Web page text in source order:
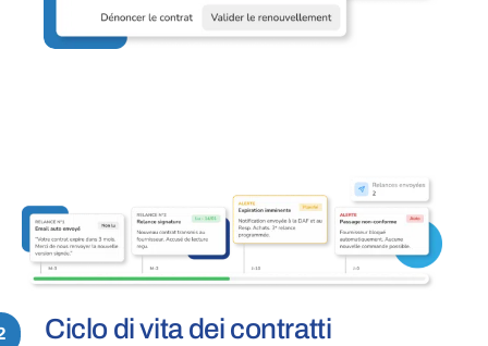
Ciclo di vita dei contratti